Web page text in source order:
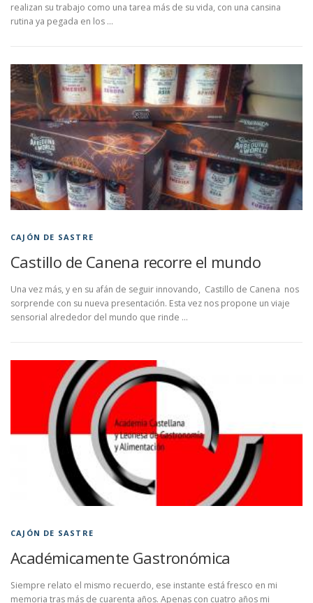
realizan su trabajo como una tarea más de su vida, con una cansina
rutina ya pegada en los …
CAJÓN DE SASTRE
Castillo de Canena recorre el mundo
Una vez más, y en su afán de seguir innovando, Castillo de Canena nos
sorprende con su nueva presentación. Esta vez nos propone un viaje
sensorial alrededor del mundo que rinde …
CAJÓN DE SASTRE
Académicamente Gastronómica
Siempre relato el mismo recuerdo, ese instante está fresco en mi
memoria tras más de cuarenta años. Apenas con cuatro años mi